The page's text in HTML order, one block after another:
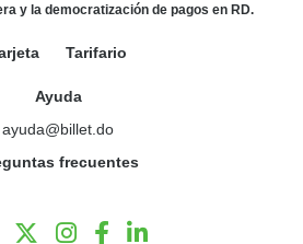
y la democratización de pagos en RD.
Tarifario
Ayuda
ayuda@billet.do
frecuentes